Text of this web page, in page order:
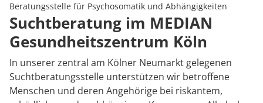
Beratungsstelle für Psychosomatik und Abhängigkeiten
Suchtberatung im MEDIAN
Gesundheitszentrum Köln
In unserer zentral am Kölner Neumarkt gelegenen
Suchtberatungsstelle unterstützen wir betroffene
Menschen und deren Angehörige bei riskantem,